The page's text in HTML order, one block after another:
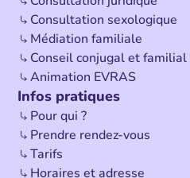
Consultation sexologique
Médiation familiale
Conseil conjugal et familial
Animation EVRAS
Infos pratiques
Pour qui ?
Prendre rendez-vous
Tarifs
Horaires et adresse